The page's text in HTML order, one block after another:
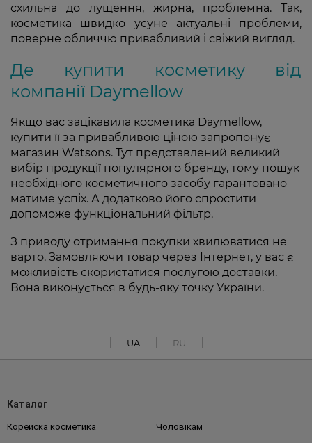
схильна до лущення, жирна, проблемна. Так,
косметика швидко усуне актуальні проблеми,
поверне обличчю привабливий і свіжий вигляд.
Де купити косметику від
компанії Daymellow
Якщо вас зацікавила косметика Daymellow,
купити її за привабливою ціною запропонує
магазин Watsons. Тут представлений великий
вибір продукції популярного бренду, тому пошук
необхідного косметичного засобу гарантовано
матиме успіх. А додатково його спростити
допоможе функціональний фільтр.
З приводу отримання покупки хвилюватися не
варто. Замовляючи товар через Інтернет, у вас є
можливість скористатися послугою доставки.
Вона виконується в будь-яку точку України.
UA RU
Каталог
Корейска косметика Чоловікам